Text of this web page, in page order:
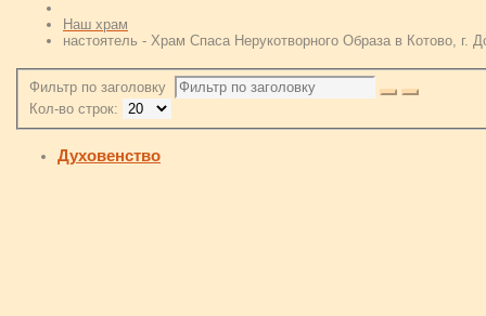
Наш храм
настоятель - Храм Спаса Нерукотворного Образа в Котово, г.
Фильтр по заголовку
Кол-во строк:
Духовенство